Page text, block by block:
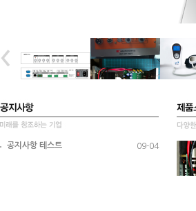
공지사항 테스트 09-04